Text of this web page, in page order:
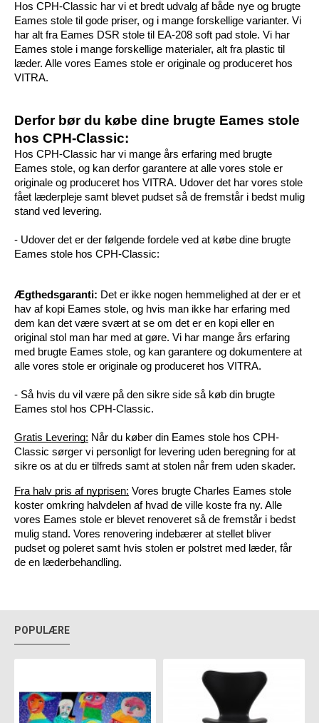
Hos CPH-Classic har vi et bredt udvalg af både nye og brugte
Eames stole til gode priser, og i mange forskellige varianter. Vi
har alt fra Eames DSR stole til EA-208 soft pad stole. Vi har
Eames stole i mange forskellige materialer, alt fra plastic til
læder. Alle vores Eames stole er originale og produceret hos
VITRA.
Derfor bør du købe dine brugte Eames stole
hos CPH-Classic:
Hos CPH-Classic har vi mange års erfaring med brugte
Eames stole, og kan derfor garantere at alle vores stole er
originale og produceret hos VITRA. Udover det har vores stole
fået læderpleje samt blevet pudset så de fremstår i bedst mulig
stand ved levering.
- Udover det er der følgende fordele ved at købe dine brugte
Eames stole hos CPH-Classic:
Ægthedsgaranti: Det er ikke nogen hemmelighed at der er et
hav af kopi Eames stole, og hvis man ikke har erfaring med
dem kan det være svært at se om det er en kopi eller en
original stol man har med at gøre. Vi har mange års erfaring
med brugte Eames stole, og kan garantere og dokumentere at
alle vores stole er originale og produceret hos VITRA.
- Så hvis du vil være på den sikre side så køb din brugte
Eames stol hos CPH-Classic.
Gratis Levering: Når du køber din Eames stole hos CPH-
Classic sørger vi personligt for levering uden beregning for at
sikre os at du er tilfreds samt at stolen når frem uden skader.
Fra halv pris af nyprisen: Vores brugte Charles Eames stole
koster omkring halvdelen af hvad de ville koste fra ny. Alle
vores Eames stole er blevet renoveret så de fremstår i bedst
mulig stand. Vores renovering indebærer at stellet bliver
pudset og poleret samt hvis stolen er polstret med læder, får
de en læderbehandling.
POPULÆRE